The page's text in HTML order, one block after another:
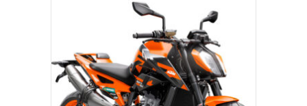
AÑADIR AL CARRITO